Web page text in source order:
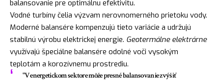
balansovanie pre optimálnu efektivitu.
Vodné turbíny čelia výzvam nerovnomerného prietoku vody.
Moderné balansére kompenzujú tieto variácie a udržujú
stabilnú výrobu elektrickej energie. Geotermálne elektrárne
využívajú špeciálne balansére odolné voči vysokým
teplotám a korozívnemu prostrediu.
"V energetickom sektore môže presné balansovanie zvýšiť